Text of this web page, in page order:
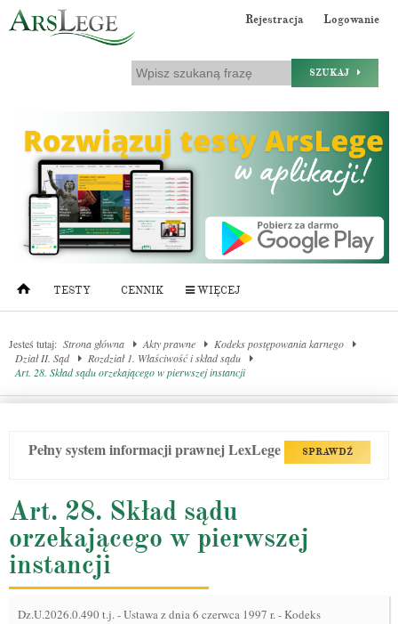
Rejestracja Logowanie
SZUKAJ
TESTY CENNIK WIĘCEJ
Jesteś tutaj: Strona główna Akty prawne
Kodeks postępowania karnego
Dział II. Sąd
Rozdział 1. Właściwość i skład sądu
Art. 28. Skład sądu orzekającego w pierwszej instancji
Pełny system informacji prawnej LexLege SPRAWDŹ
Art. 28. Skład sądu
orzekającego w pierwszej
instancji
Dz.U.2026.0.490 t.j.-Ustawa z dnia 6 czerwca 1997 r. - Kodeks